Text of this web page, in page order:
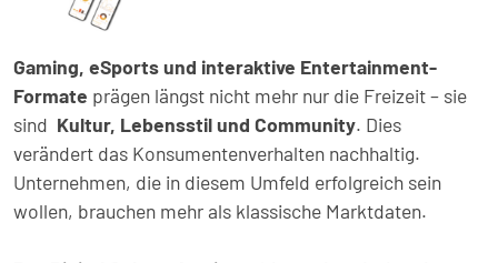
Gaming, eSports und interaktive Entertainment-
Formate prägen längst nicht mehr nur die Freizeit – sie
sind Kultur, Lebensstil und Community. Dies
verändert das Konsumentenverhalten nachhaltig.
Unternehmen, die in diesem Umfeld erfolgreich sein
wollen, brauchen mehr als klassische Marktdaten.